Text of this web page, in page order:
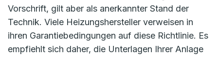
Vorschrift, gilt aber als anerkannter Stand der
Technik. Viele Heizungshersteller verweisen in
ihren Garantiebedingungen auf diese Richtlinie. Es
empfiehlt sich daher, die Unterlagen Ihrer Anlage